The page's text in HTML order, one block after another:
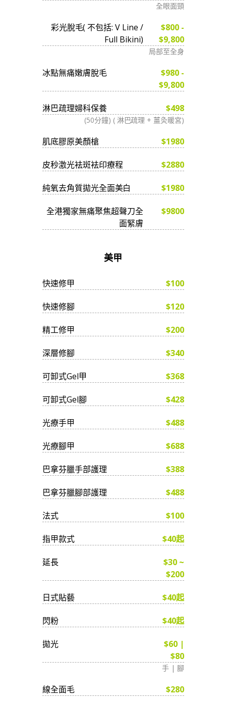
全眼面頸
彩光脫毛( 不包括: V Line /
Full Bikini)
$800 -
$9,800
局部至全身
冰點無痛嫩膚脫毛
$980 -
$9,800
淋巴疏理婦科保養 $498
(50分鐘) ( 淋巴疏理 + 薑灸暖宮)
肌底膠原美顏槍 $1980
皮秒激光袪斑袪印療程 $2880
純氧去角質拋光全面美白 $1980
全港獨家無痛聚焦超聲刀全
面緊膚
$9800
美甲
快速修甲 $100
快速修腳 $120
精工修甲 $200
深層修腳 $340
可卸式Gel甲 $368
可卸式Gel腳 $428
光療手甲 $488
光療腳甲 $688
巴拿芬臘手部護理 $388
巴拿芬臘腳部護理 $488
法式 $100
指甲款式 $40起
延長
$30 ~
$200
日式貼藝 $40起
閃粉 $40起
拋光
$60 |
$80
手 | 腳
線全面毛 $280